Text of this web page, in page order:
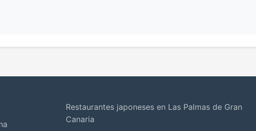
Restaurantes japoneses en Las Palmas de Gran
Canaria